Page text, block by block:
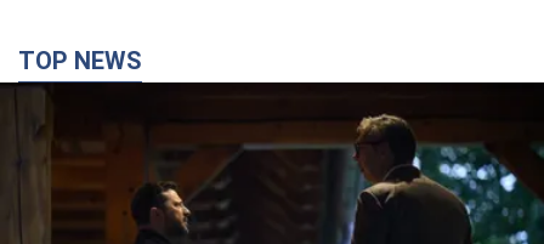
TOP NEWS